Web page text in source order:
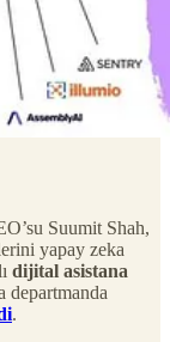
Suumit Shah,
yapay zeka
dijital asistana
departmanda
.